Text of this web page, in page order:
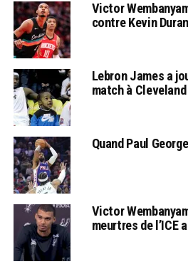
Victor
contre Kevin
Lebron James a
match à Cleveland
Quand Paul
Victor
meurtres de l’ICE